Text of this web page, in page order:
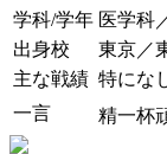
学科/学年 医学科
出身校
東京／
主な戦績 特にな
一言
精一杯